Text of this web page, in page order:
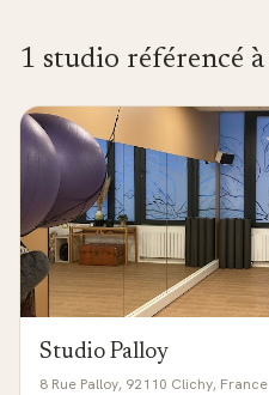
1 studio référencé à
Studio Palloy
8 Rue Palloy, 92110 Clichy, France